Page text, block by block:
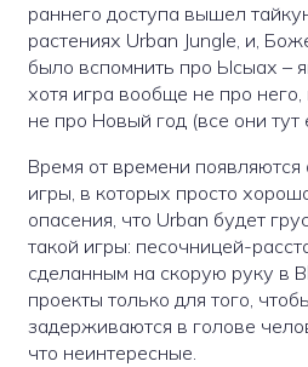
раннего доступа вышел
растениях Urban Jungle, и,
было вспомнить про Ысыах –
хотя игра вообще не про
не про Новый год (все они тут
Время от времени
игры, в которых просто
опасения, что Urban будет
такой игры: песочницей-
сделанным на скорую руку в
проекты только для того,
задерживаются в голове
что неинтересные.